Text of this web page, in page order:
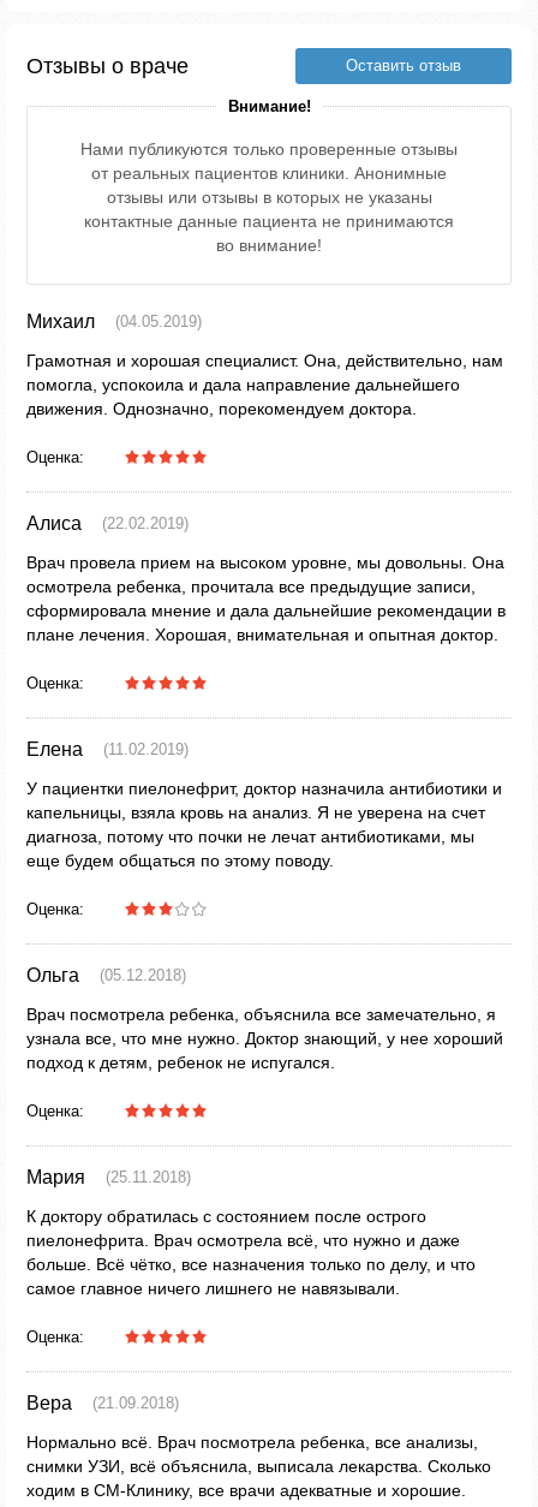
Отзывы о враче Оставить отзыв
Внимание!
Нами публикуются только проверенные отзывы
от реальных пациентов клиники. Анонимные
отзывы или отзывы в которых не указаны
контактные данные пациента не принимаются
во внимание!
Михаил (04.05.2019)
Грамотная и хорошая специалист. Она, действительно, нам
помогла, успокоила и дала направление дальнейшего
движения. Однозначно, порекомендуем доктора.
Оценка:
Алиса (22.02.2019)
Врач провела прием на высоком уровне, мы довольны. Она
осмотрела ребенка, прочитала все предыдущие записи,
сформировала мнение и дала дальнейшие рекомендации в
плане лечения. Хорошая, внимательная и опытная доктор.
Оценка:
Елена (11.02.2019)
У пациентки пиелонефрит, доктор назначила антибиотики и
капельницы, взяла кровь на анализ. Я не уверена на счет
диагноза, потому что почки не лечат антибиотиками, мы
еще будем общаться по этому поводу.
Оценка:
Ольга (05.12.2018)
Врач посмотрела ребенка, объяснила все замечательно, я
узнала все, что мне нужно. Доктор знающий, у нее хороший
подход к детям, ребенок не испугался.
Оценка:
Мария (25.11.2018)
К доктору обратилась с состоянием после острого
пиелонефрита. Врач осмотрела всё, что нужно и даже
больше. Всё чётко, все назначения только по делу, и что
самое главное ничего лишнего не навязывали.
Оценка:
Вера (21.09.2018)
Нормально всё. Врач посмотрела ребенка, все анализы,
снимки УЗИ, всё объяснила, выписала лекарства. Сколько
ходим в СМ-Клинику, все врачи адекватные и хорошие.